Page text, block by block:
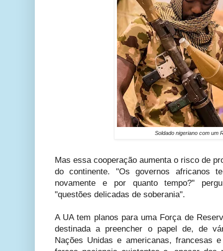
Soldado nigeriano com um
Mas essa cooperação aumenta o risco de
do continente. "Os governos africanos
novamente e por quanto tempo?"
"questões delicadas de soberania".
A UA tem planos para uma Força de
destinada a preencher o papel de, de
Nações Unidas e americanas, francesas